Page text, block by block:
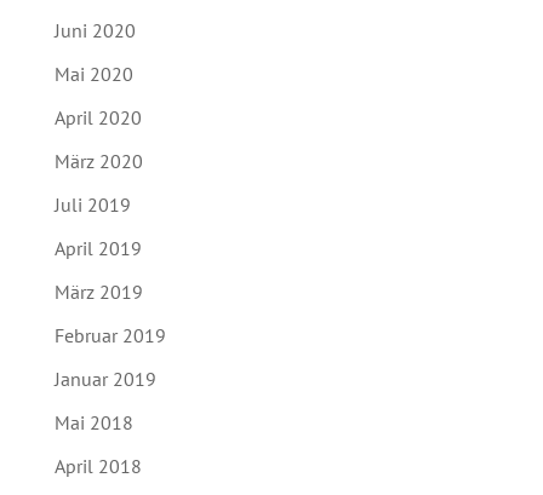
Juni 2020
Mai 2020
April 2020
März 2020
Juli 2019
April 2019
März 2019
Februar 2019
Januar 2019
Mai 2018
April 2018